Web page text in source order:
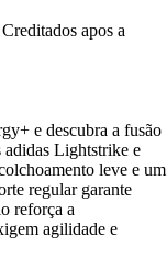
Creditados apos a
e descubra a fusão
adidas Lightstrike e
leve e um
regular garante
reforça a
agilidade e